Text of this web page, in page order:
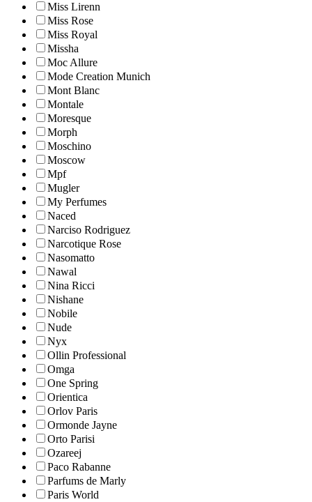
Miss Lirenn
Miss Rose
Miss Royal
Missha
Moc Allure
Mode Creation Munich
Mont Blanc
Montale
Moresque
Morph
Moschino
Moscow
Mpf
Mugler
My Perfumes
Naced
Narciso Rodriguez
Narcotique Rose
Nasomatto
Nawal
Nina Ricci
Nishane
Nobile
Nude
Nyx
Ollin Professional
Omga
One Spring
Orientica
Orlov Paris
Ormonde Jayne
Orto Parisi
Ozareej
Paco Rabanne
Parfums de Marly
Paris World